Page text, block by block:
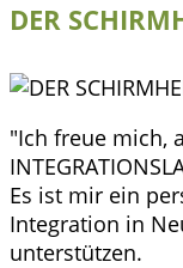
DER
"Ich freue mich,
Es ist mir ein
Integration in
unterstützen.